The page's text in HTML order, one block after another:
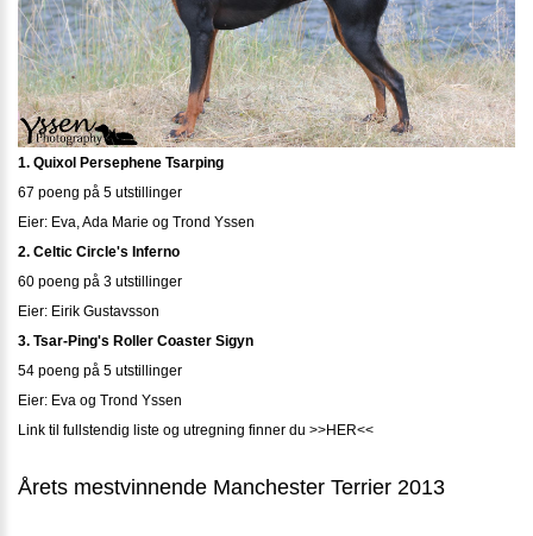
1. Quixol Persephene Tsarping
67 poeng på 5 utstillinger
Eier: Eva, Ada Marie og Trond Yssen
2. Celtic Circle's Inferno
60 poeng på 3 utstillinger
Eier: Eirik Gustavsson
3. Tsar-Ping's Roller Coaster Sigyn
54 poeng på 5 utstillinger
Eier: Eva og Trond Yssen
Link til fullstendig liste og utregning finner du >>HER<<
Årets mestvinnende Manchester Terrier 2013